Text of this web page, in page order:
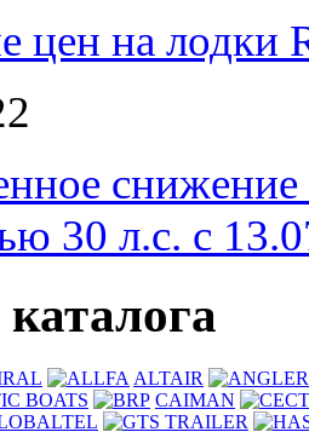
цен на лодки
30 л.с. с
ALTAIR
CAIMAN